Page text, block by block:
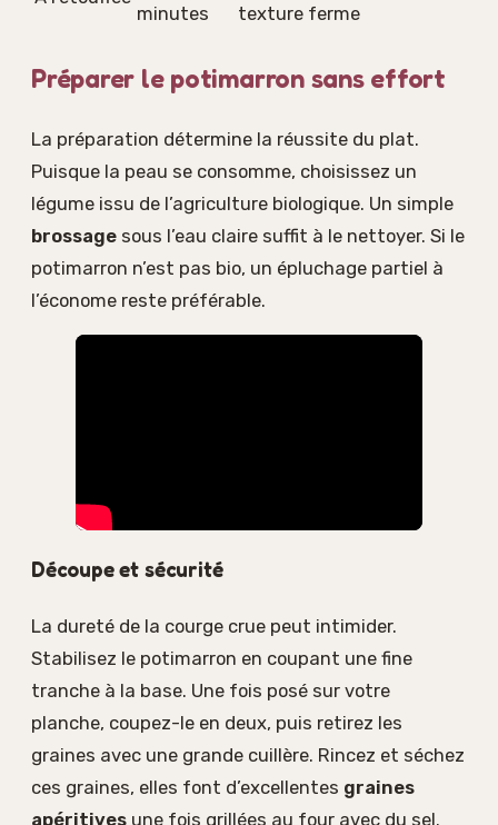
minutes texture ferme
Préparer le potimarron sans effort
La préparation détermine la réussite du plat.
Puisque la peau se consomme, choisissez un
légume issu de l’agriculture biologique. Un simple
brossage sous l’eau claire suffit à le nettoyer. Si le
potimarron n’est pas bio, un épluchage partiel à
l’économe reste préférable.
Découpe et sécurité
La dureté de la courge crue peut intimider.
Stabilisez le potimarron en coupant une fine
tranche à la base. Une fois posé sur votre
planche, coupez-le en deux, puis retirez les
graines avec une grande cuillère. Rincez et séchez
ces graines, elles font d’excellentes graines
apéritives une fois grillées au four avec du sel.